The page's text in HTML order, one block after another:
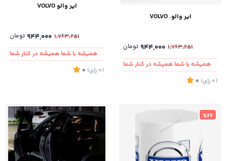
ایر والو. VOLVO
1,763,251
944,000 تومان
همیشه با شما همیشه در کنار شما
(0 رای)
0
ایر والو VOLVO
1,763,251
944,000 تومان
همیشه با شما همیشه در کنار شما
(0 رای)
0
%66